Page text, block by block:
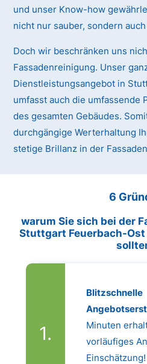
und unser Know-how
nicht nur sauber, sondern
Doch wir beschränken uns
Fassadenreinigung. Unser
Dienstleistungsangebot in
umfasst auch die umfassende
des gesamten Gebäudes.
durchgängige Werterhaltung
stetige Brillanz in der
6
warum Sie sich bei der
Stuttgart Feuerbach-
Blitzschnelle
Minuten
vorläufiges